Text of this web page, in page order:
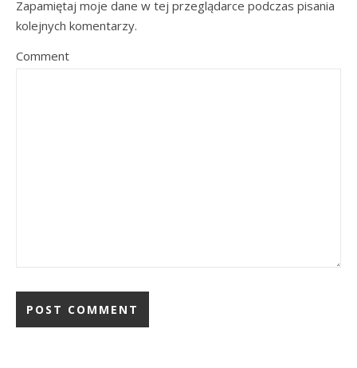
Zapamiętaj moje dane w tej przeglądarce podczas pisania
kolejnych komentarzy.
Comment